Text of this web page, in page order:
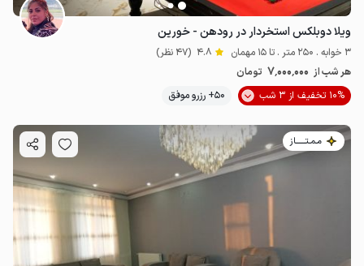
ویلا دوبلکس استخردار در رودهن - خورین
3 خوابه . 250 متر . تا 15 مهمان 4.8 (47 نظر)
هر شب از 7٬000٬000 تومان
10% تخفیف از 3 شب
50+ رزرو موفق
مـمـتــــــاز